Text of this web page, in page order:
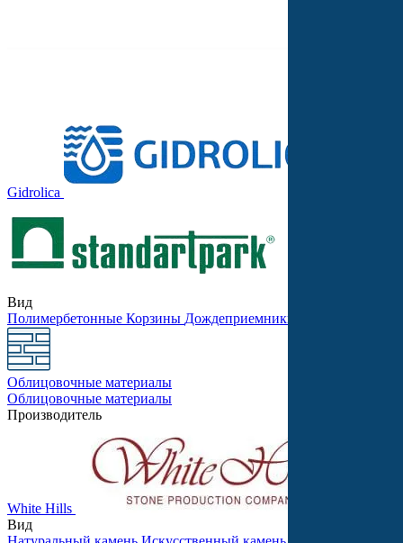
Gidrolica
Вид
Полимербетонные Корзины Дождеприемники
Облицовочные материалы
Облицовочные материалы
Производитель
White Hills
Вид